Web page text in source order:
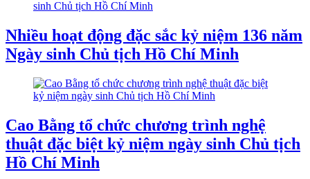
Nhiều hoạt động đặc sắc kỷ niệm 136 năm
Ngày sinh Chủ tịch Hồ Chí Minh
Cao Bằng tổ chức chương trình nghệ
thuật đặc biệt kỷ niệm ngày sinh Chủ tịch
Hồ Chí Minh